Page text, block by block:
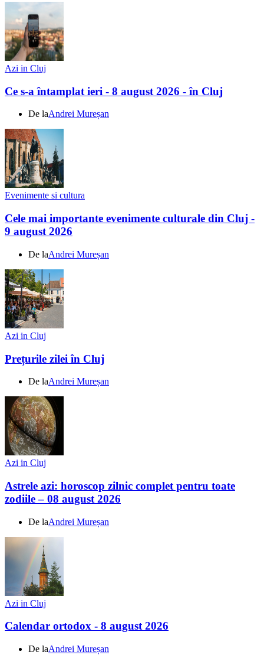
Azi in Cluj
Ce s-a întamplat ieri - 8 august 2026 - în Cluj
De laAndrei Mureșan
Evenimente si cultura
Cele mai importante evenimente culturale din Cluj -
9 august 2026
De laAndrei Mureșan
Azi in Cluj
Prețurile zilei în Cluj
De laAndrei Mureșan
Azi in Cluj
Astrele azi: horoscop zilnic complet pentru toate
zodiile – 08 august 2026
De laAndrei Mureșan
Azi in Cluj
Calendar ortodox - 8 august 2026
De laAndrei Mureșan